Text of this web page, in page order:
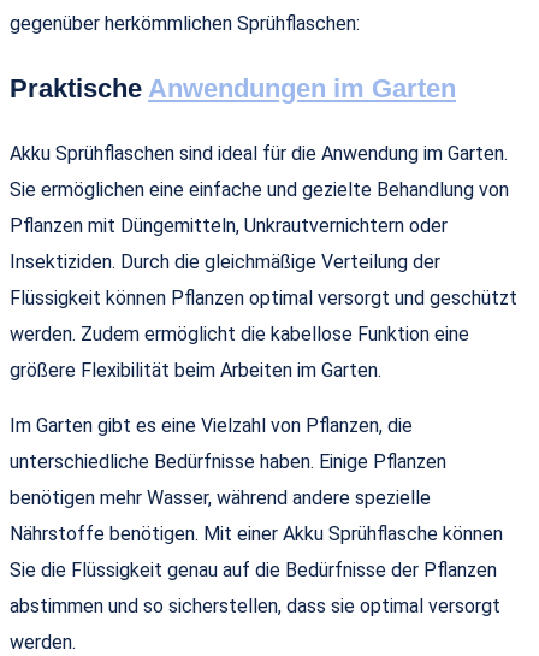
gegenüber herkömmlichen Sprühflaschen:
Praktische Anwendungen im Garten
Akku Sprühflaschen sind ideal für die Anwendung im Garten.
Sie ermöglichen eine einfache und gezielte Behandlung von
Pflanzen mit Düngemitteln, Unkrautvernichtern oder
Insektiziden. Durch die gleichmäßige Verteilung der
Flüssigkeit können Pflanzen optimal versorgt und geschützt
werden. Zudem ermöglicht die kabellose Funktion eine
größere Flexibilität beim Arbeiten im Garten.
Im Garten gibt es eine Vielzahl von Pflanzen, die
unterschiedliche Bedürfnisse haben. Einige Pflanzen
benötigen mehr Wasser, während andere spezielle
Nährstoffe benötigen. Mit einer Akku Sprühflasche können
Sie die Flüssigkeit genau auf die Bedürfnisse der Pflanzen
abstimmen und so sicherstellen, dass sie optimal versorgt
werden.